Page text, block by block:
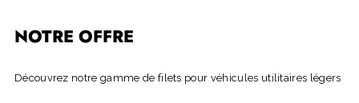
NOTRE OFFRE
Découvrez notre gamme de filets pour véhicules utilitaires légers